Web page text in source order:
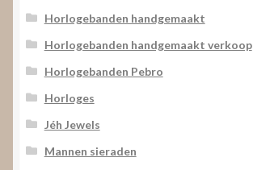
Horlogebanden handgemaakt
Horlogebanden handgemaakt verkoop
Horlogebanden Pebro
Horloges
Jéh Jewels
Mannen sieraden